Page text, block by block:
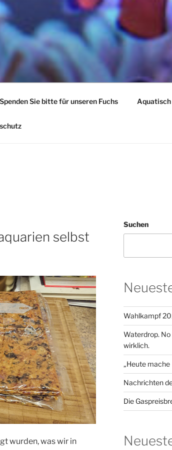
Spenden Sie bitte für unseren Fuchs Aquatisch
selbst
wurden, was wir in
Suchen
Wahlkampf
Waterdrop. No
wirklich.
„Heute
Nachrichten
Die